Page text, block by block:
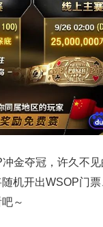
金夺冠，许久不见
机开出WSOP门
～